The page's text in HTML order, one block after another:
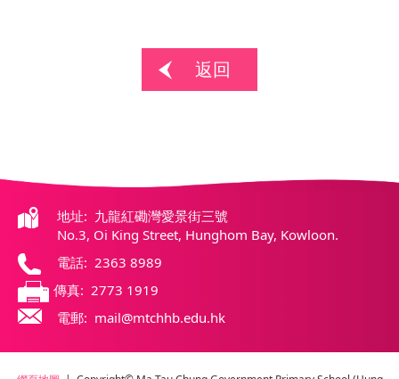
返回
地址: 九龍紅磡灣愛景街三號
No.3, Oi King Street, Hunghom Bay, Kowloon.
電話: 2363 8989
傳真: 2773 1919
電郵: mail@mtchhb.edu.hk